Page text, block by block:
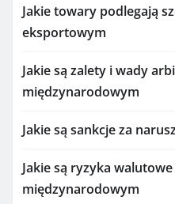
Jakie towary podlegają
eksportowym
Jakie są zalety i wady
międzynarodowym
Jakie są sankcje za
Jakie są ryzyka
międzynarodowym